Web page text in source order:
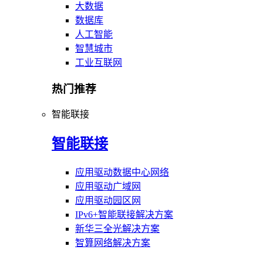
大数据
数据库
人工智能
智慧城市
工业互联网
热门推荐
智能联接
智能联接
应用驱动数据中心网络
应用驱动广域网
应用驱动园区网
IPv6+智能联接解决方案
新华三全光解决方案
智算网络解决方案